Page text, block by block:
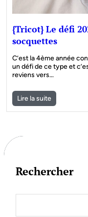
{Tricot} Le défi
socquettes
C’est la 4ème année
un défi de ce type et
reviens vers…
Lire la suite
Rechercher
a